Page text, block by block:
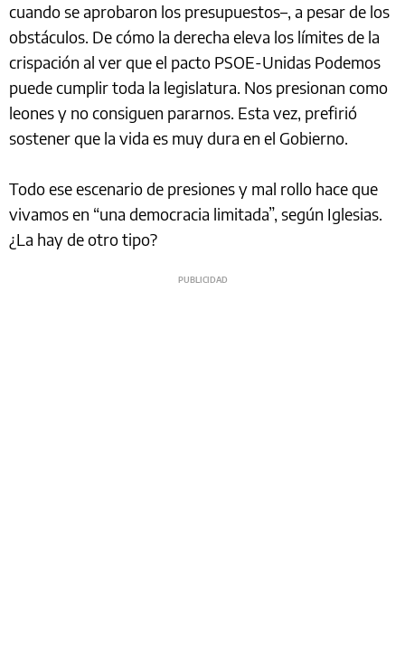
cuando se aprobaron los presupuestos–, a pesar de los
obstáculos. De cómo la derecha eleva los límites de la
crispación al ver que el pacto PSOE-Unidas Podemos
puede cumplir toda la legislatura. Nos presionan como
leones y no consiguen pararnos. Esta vez, prefirió
sostener que la vida es muy dura en el Gobierno.
Todo ese escenario de presiones y mal rollo hace que
vivamos en “una democracia limitada”, según Iglesias.
¿La hay de otro tipo?